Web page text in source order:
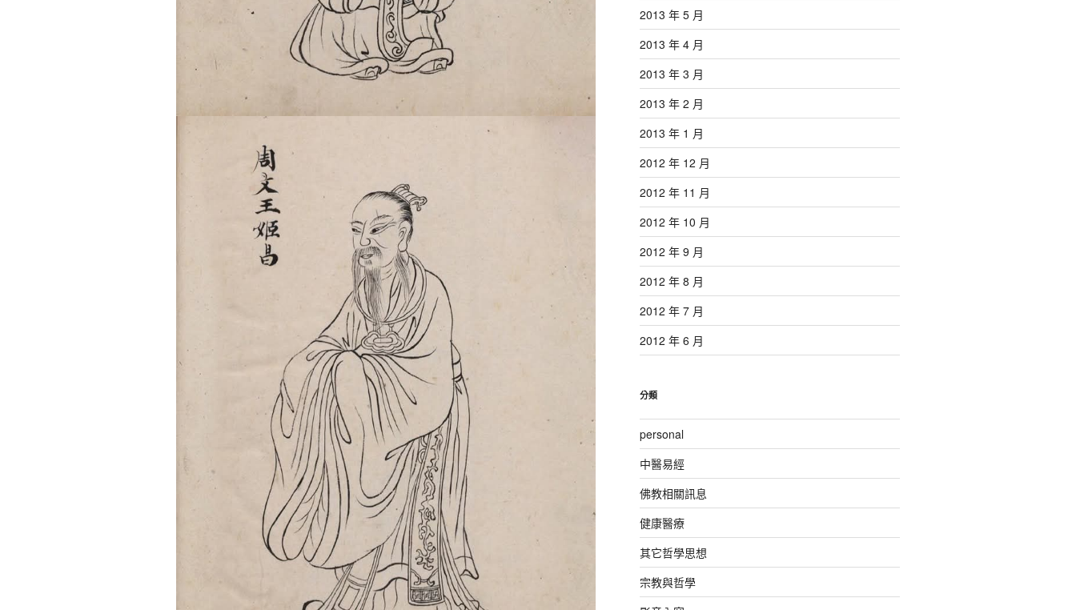
2013 年 5 月
2013 年 4 月
2013 年 3 月
2013 年 2 月
2013 年 1 月
2012 年 12 月
2012 年 11 月
2012 年 10 月
2012 年 9 月
2012 年 8 月
2012 年 7 月
2012 年 6 月
分類
personal
中醫易經
佛教相關訊息
健康醫療
其它哲學思想
宗教與哲學